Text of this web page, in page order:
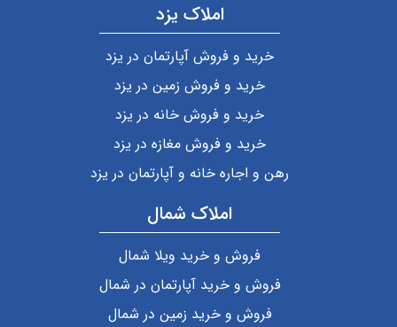
املاک یزد
خرید و فروش آپارتمان در یزد
خرید و فروش زمین در یزد
خرید و فروش خانه در یزد
خرید و فروش مغازه در یزد
رهن و اجاره خانه و آپارتمان در یزد
املاک شمال
فروش و خرید ویلا شمال
فروش و خرید آپارتمان در شمال
فروش و خرید زمین در شمال